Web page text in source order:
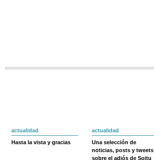
actualidad
Hasta la vista y gracias
actualidad
Una selección de
noticias, posts y tweets
sobre el adiós de Soitu